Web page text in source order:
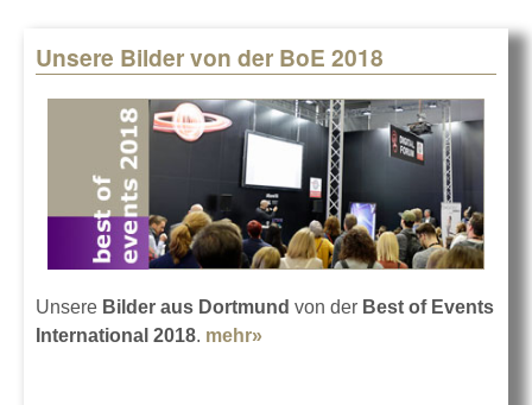
Unsere Bilder von der BoE 2018
Unsere Bilder aus Dortmund von der Best of Events
International 2018. mehr»